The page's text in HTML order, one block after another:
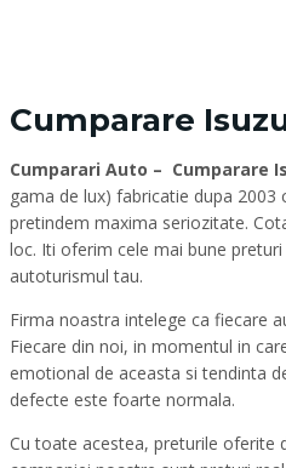
Cumparare
Cumparari Auto – Cumparare
gama de lux) fabricatie dupa
pretindem maxima seriozitate.
loc. Iti oferim cele mai bune
autoturismul tau.
Firma noastra intelege ca fiecare
Fiecare din noi, in momentul in
emotional de aceasta si tendinta
defecte este foarte normala.
Cu toate acestea, preturile oferite